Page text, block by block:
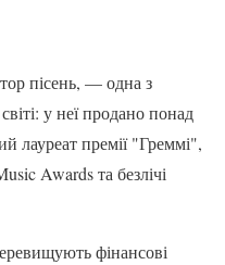
пісень, — одна з
у неї продано понад
лауреат премії "Греммі",
Awards та безлічі
фінансові